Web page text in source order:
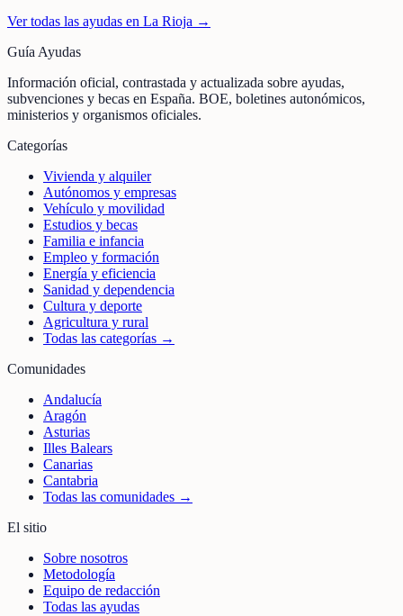
Ver todas las ayudas en La Rioja →
Guía Ayudas
Información oficial, contrastada y actualizada sobre ayudas,
subvenciones y becas en España. BOE, boletines autonómicos,
ministerios y organismos oficiales.
Categorías
Vivienda y alquiler
Autónomos y empresas
Vehículo y movilidad
Estudios y becas
Familia e infancia
Empleo y formación
Energía y eficiencia
Sanidad y dependencia
Cultura y deporte
Agricultura y rural
Todas las categorías →
Comunidades
Andalucía
Aragón
Asturias
Illes Balears
Canarias
Cantabria
Todas las comunidades →
El sitio
Sobre nosotros
Metodología
Equipo de redacción
Todas las ayudas